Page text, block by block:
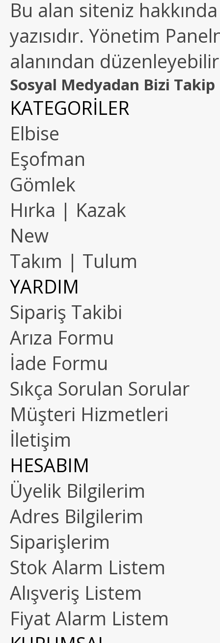
Bu alan siteniz
yazısıdır. Yönetim
alanından
Sosyal Medyadan Bizi Takip
KATEGORİLER
Elbise
Eşofman
Gömlek
Hırka | Kazak
New
Takım | Tulum
YARDIM
Sipariş Takibi
Arıza Formu
İade Formu
Sıkça Sorulan Sorular
Müşteri Hizmetleri
İletişim
HESABIM
Üyelik Bilgilerim
Adres Bilgilerim
Siparişlerim
Stok Alarm Listem
Alışveriş Listem
Fiyat Alarm Listem